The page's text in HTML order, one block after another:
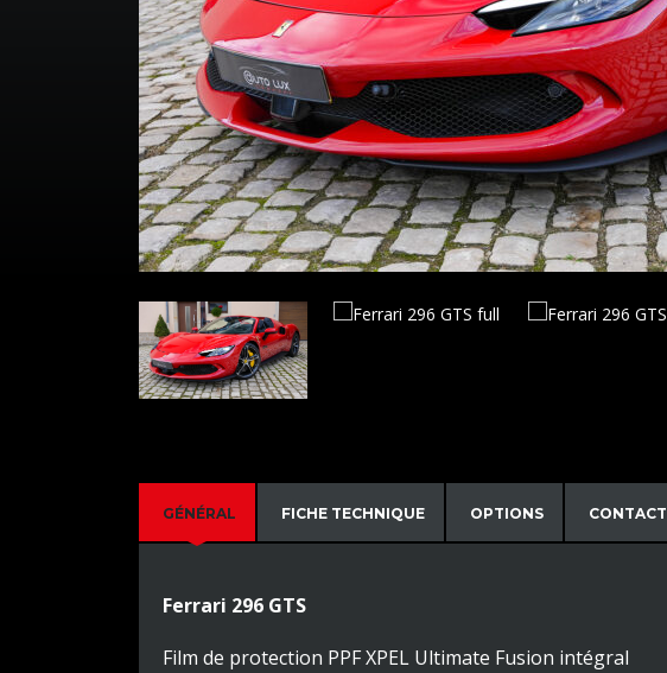
GÉNÉRAL FICHE TECHNIQUE OPTIONS CONTACT
Ferrari 296 GTS
Film de protection PPF XPEL Ultimate Fusion intégral